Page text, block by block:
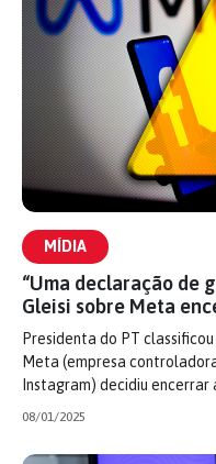
MÍDIA
“Uma declaração de
Gleisi sobre Meta
Presidenta do PT
Meta (empresa
Instagram) decidiu encerrar
08/01/2025